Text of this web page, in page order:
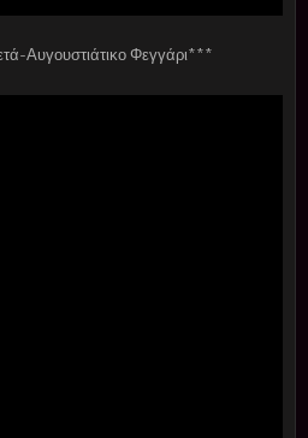
Αυγουστιάτικο Φεγγάρι***